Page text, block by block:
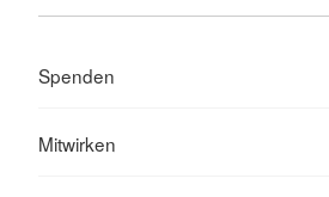
Spenden
Mitwirken